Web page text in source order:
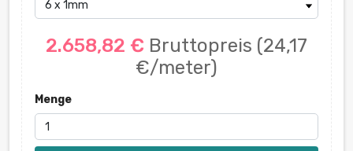
2.658,82 € Bruttopreis (24,17
€/meter)
Menge